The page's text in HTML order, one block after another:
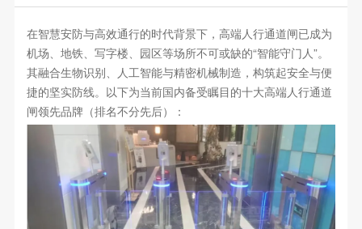
在智慧安防与高效通行的时代背景下，高端人行通道闸已成为
机场、地铁、写字楼、园区等场所不可或缺的“智能守门人”。
其融合生物识别、人工智能与精密机械制造，构筑起安全与便
捷的坚实防线。以下为当前国内备受瞩目的十大高端人行通道
闸领先品牌（排名不分先后）：